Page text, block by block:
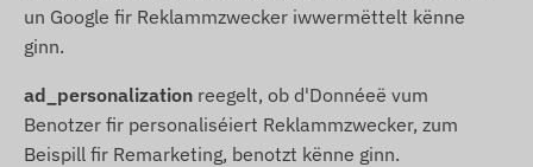
un Google fir Reklammzwecker iwwermëttelt kënne
ginn.
ad_personalization reegelt, ob d'Donnéeë vum
Benotzer fir personaliséiert Reklammzwecker, zum
Beispill fir Remarketing, benotzt kënne ginn.